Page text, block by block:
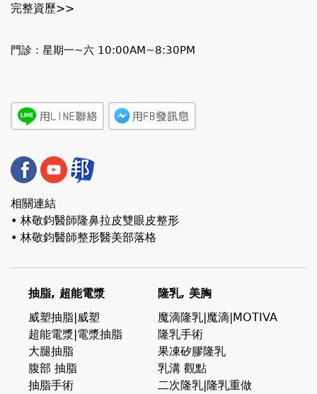
完整資歷>>
門診：星期一~六 10:00AM~8:30PM
相關連結
• 林敬鈞醫師隆鼻拉皮雙眼皮整形
• 林敬鈞醫師整形醫美部落格
抽脂, 超能電漿
威塑抽脂|威塑
超能電漿|電漿抽脂
大腿抽脂
腹部 抽脂
抽脂手術
隆乳, 美胸
魔滴隆乳|魔滴|MOTIVA
隆乳手術
果凍矽膠隆乳
乳溝 觀點
二次隆乳|隆乳重做